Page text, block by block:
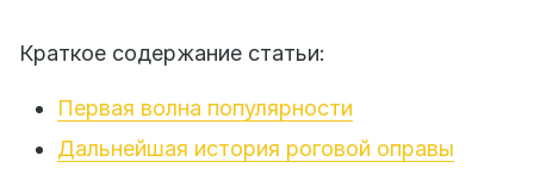
Краткое содержание статьи:
Первая волна популярности
Дальнейшая история роговой оправы